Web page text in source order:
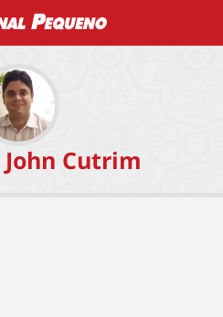
John Cutrim